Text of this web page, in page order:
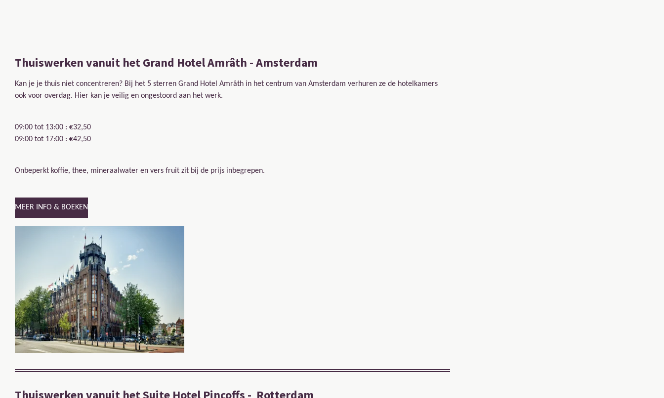
Thuiswerken vanuit hetGrand Hotel Amrâth - Amsterdam
Kan je je thuis niet concentreren? Bij het 5 sterren Grand Hotel Amrâth in het centrum van Amsterdam verhuren ze de hotelkamers
ook voor overdag. Hier kan je veilig en ongestoord aan het werk.
09:00 tot 13:00 : €32,50
09:00 tot 17:00 : €42,50
Onbeperkt koffie, thee, mineraalwater en vers fruit zit bij de prijs inbegrepen.
MEER INFO & BOEKEN
Thuiswerken vanuit hetSuite Hotel Pincoffs - Rotterdam